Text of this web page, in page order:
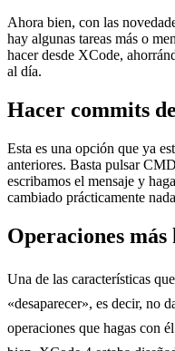
Ahora bien, con las
hay algunas tareas más o
hacer desde XCode,
al día.
Hacer commits
Esta es una opción que ya
anteriores. Basta pulsar
escribamos el mensaje y
cambiado prácticamente
Operaciones más
Una de las características
«desaparecer», es decir, no
operaciones que hagas con